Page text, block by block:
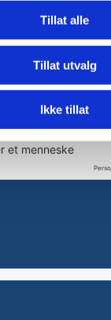
Tillat alle
Tillat utvalg
Ikke tillat